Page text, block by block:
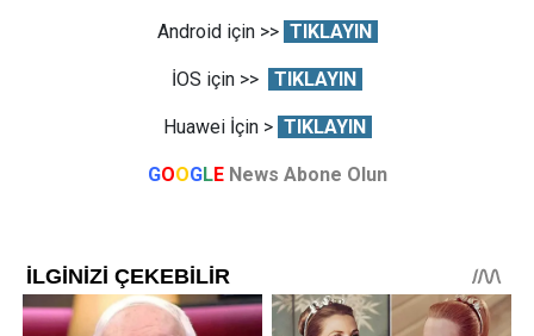
Android için >> TIKLAYIN
İOS için >> TIKLAYIN
Huawei İçin > TIKLAYIN
GOOGLE News Abone Olun